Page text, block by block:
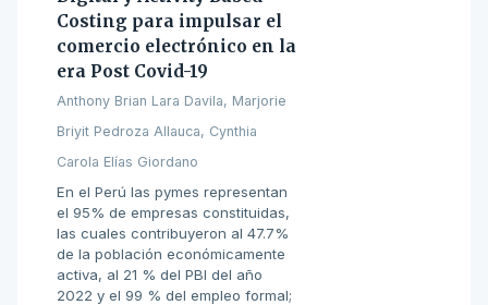
Costing para impulsar el
comercio electrónico en la
era Post Covid-19
Anthony Brian Lara Davila, Marjorie
Briyit Pedroza Allauca, Cynthia
Carola Elías Giordano
En el Perú las pymes representan
el 95% de empresas constituidas,
las cuales contribuyeron al 47.7%
de la población económicamente
activa, al 21 % del PBI del año
2022 y el 99 % del empleo formal;